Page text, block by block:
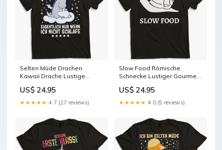
Selten Müde Drachen
Kawaii Drache Lustige
US$ 24.95
★★★★★ 4.7 (27 reviews)
Slow Food Römische
Schnecke Lustiger Gourmet
Farbe:Schwarz
US$ 24.95
★★★★★ 4.0 (5 reviews)